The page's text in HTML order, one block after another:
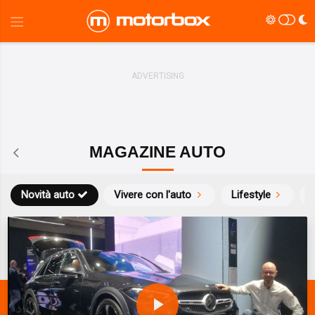
MAGAZINE AUTO
Novità auto Vivere con l'auto Lifestyle